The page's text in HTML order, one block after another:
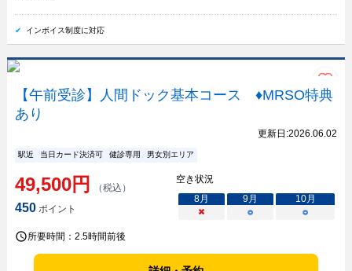
インボイス制度に対応
【午前受診】人間ドック基本コース ♦MRSO特典
あり
更新日:2026.06.02
駅近 当日カード決済可 健診専用 男女別エリア
49,500円 （税込）
450ポイント
空き状況
8月 9月 10月
×
○ ○
所要時間： 2.5時間前後